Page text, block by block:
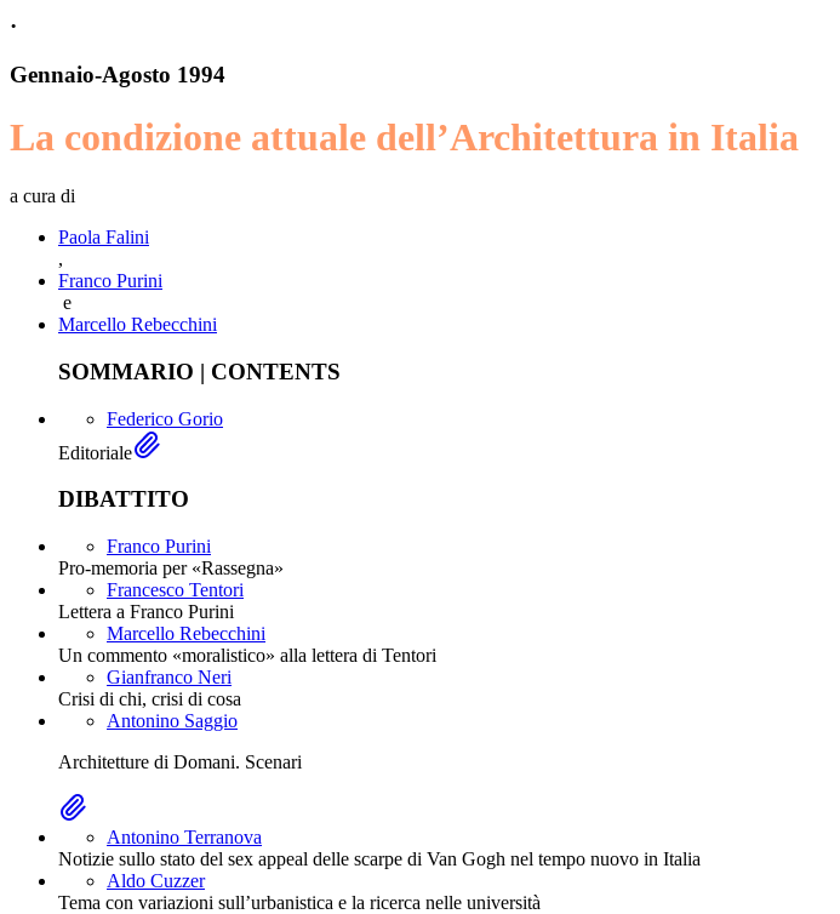
·
Gennaio-Agosto 1994
La condizione attuale dell’Architettura in Italia
a cura di
Paola Falini
,
Franco Purini
e
Marcello Rebecchini
SOMMARIO | CONTENTS
Federico Gorio
Editoriale
DIBATTITO
Franco Purini
Pro-memoria per «Rassegna»
Francesco Tentori
Lettera a Franco Purini
Marcello Rebecchini
Un commento «moralistico» alla lettera di Tentori
Gianfranco Neri
Crisi di chi, crisi di cosa
Antonino Saggio
Architetture di Domani. Scenari
Antonino Terranova
Notizie sullo stato del sex appeal delle scarpe di Van Gogh nel tempo nuovo in Italia
Aldo Cuzzer
Tema con variazioni sull’urbanistica e la ricerca nelle università